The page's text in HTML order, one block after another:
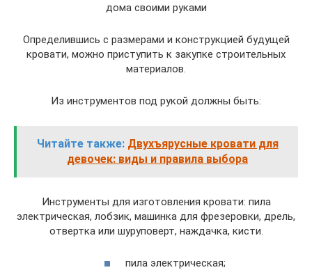
дома своими руками
Определившись с размерами и конструкцией будущей
кровати, можно приступить к закупке строительных
материалов.
Из инструментов под рукой должны быть:
Читайте также: Двухъярусные кровати для
девочек: виды и правила выбора
Инструменты для изготовления кровати: пила
электрическая, лобзик, машинка для фрезеровки, дрель,
отвертка или шуруповерт, наждачка, кисти.
пила электрическая;